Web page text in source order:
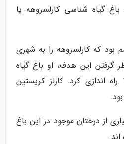
گیاه شناسی کارلسروهه یا
بود که کارلسروهه را به شهری
گرفتن این هدف، او باغ گیاه
شناسی را در سال 1853 راه اندازی کرد. کارلز کریستین
از درختان موجود در این باغ